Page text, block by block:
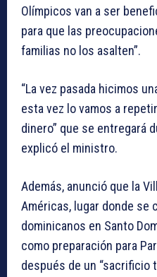
Olímpicos van a ser
para que las
familias no los asalten”.
“La vez pasada hicimos
esta vez lo vamos a
dinero” que se entregará
explicó el ministro.
Además, anunció que la
Américas, lugar donde se
dominicanos en Santo
como preparación para
después de un “sacrificio